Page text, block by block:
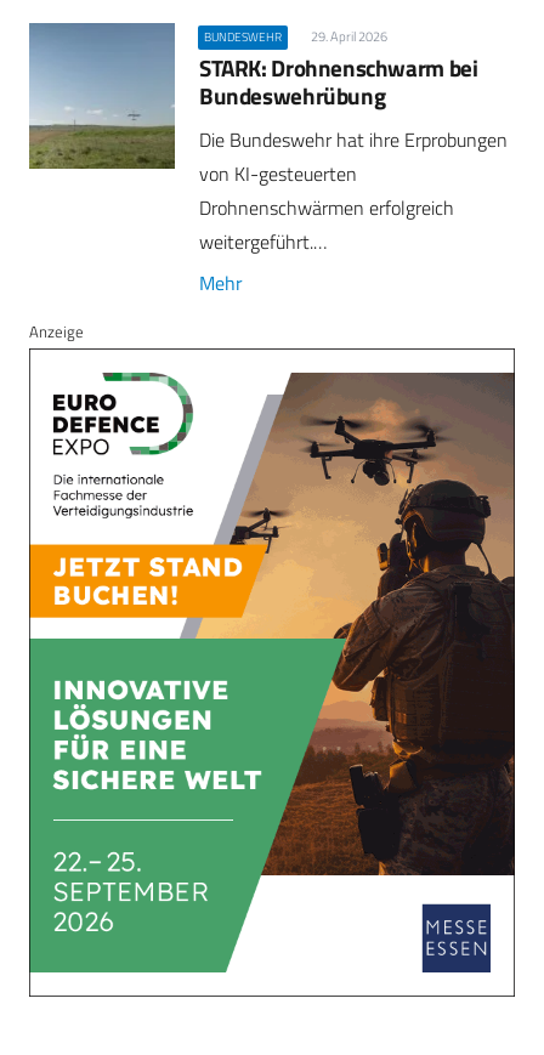
BUNDESWEHR 29. April 2026
STARK: Drohnenschwarm bei
Bundeswehrübung
Die Bundeswehr hat ihre Erprobungen
von KI-gesteuerten
Drohnenschwärmen erfolgreich
weitergeführt.…
Mehr
Anzeige